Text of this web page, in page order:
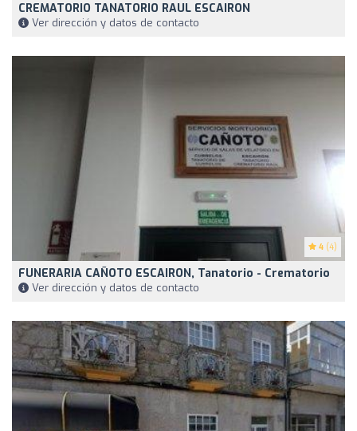
CREMATORIO TANATORIO RAUL ESCAIRON
Ver dirección y datos de contacto
4 (4)
FUNERARIA CAÑOTO ESCAIRON, Tanatorio - Crematorio
Ver dirección y datos de contacto